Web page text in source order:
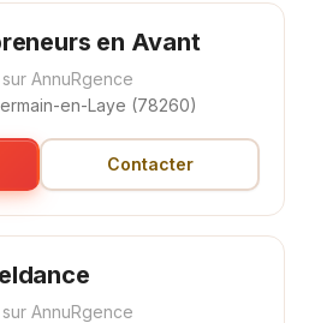
en Avant
AnnuRgence
en-Laye (78260)
Contacter
AnnuRgence